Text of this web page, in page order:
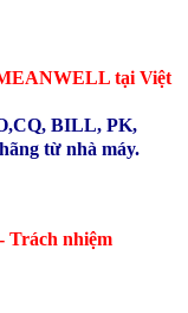
tại Việt
BILL, PK,
từ nhà máy.
Trách nhiệm